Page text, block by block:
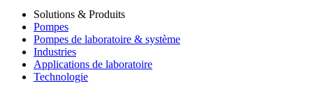
Solutions & Produits
Pompes
Pompes de laboratoire & système
Industries
Applications de laboratoire
Technologie